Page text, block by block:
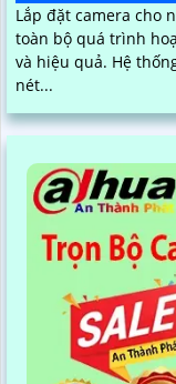
Lắp đặt camera cho
toàn bộ quá trình
và hiệu quả. Hệ thống camera sẽ cung cấp các hình ảnh rõ
nét...